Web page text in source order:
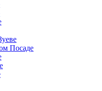
Посаде